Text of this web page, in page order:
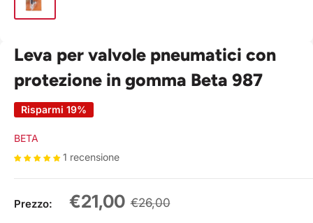
Leva per valvole pneumatici con
protezione in gomma Beta 987
Risparmi 19%
BETA
1 recensione
Prezzo:
Prezzo
€21,00 Prezzo
€26,00